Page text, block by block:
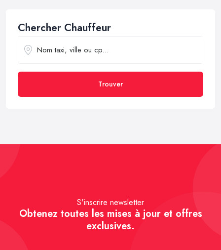
Chercher Chauffeur
Trouver
S'inscrire newsletter
Obtenez toutes les mises à jour et offres
exclusives.